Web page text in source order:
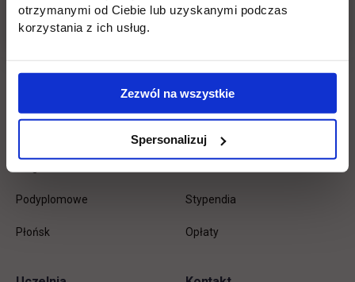
otrzymanymi od Ciebie lub uzyskanymi podczas
korzystania z ich usług.
Zezwól na wszystkie
Spersonalizuj
Informacje w stopce
Podyplomowe
Płońsk
Wirtualna uczelnia
Dziekanat
Stypendia
Opłaty